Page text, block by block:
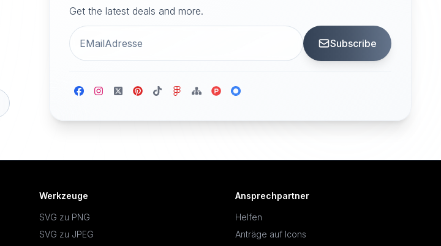
Get the latest deals and more.
Subscribe
Werkzeuge
SVG zu PNG
SVG zu JPEG
Ansprechpartner
Helfen
Anträge auf Icons